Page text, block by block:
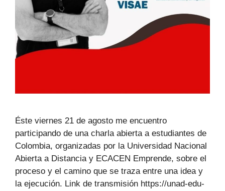
Éste viernes 21 de agosto me encuentro
participando de una charla abierta a estudiantes de
Colombia, organizadas por la Universidad Nacional
Abierta a Distancia y ECACEN Emprende, sobre el
proceso y el camino que se traza entre una idea y
la ejecución. Link de transmisión https://unad-edu-